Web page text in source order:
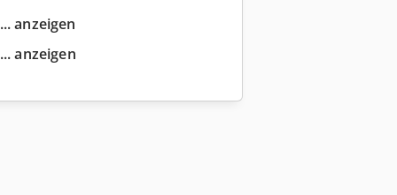
anzeigen
anzeigen